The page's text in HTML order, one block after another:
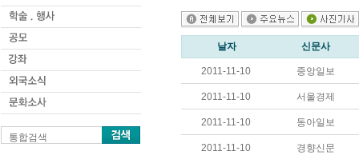
통합검색
날자 신문사
2011-11-10 중앙일보
2011-11-10 서울경제
2011-11-10 동아일보
2011-11-10 경향신문